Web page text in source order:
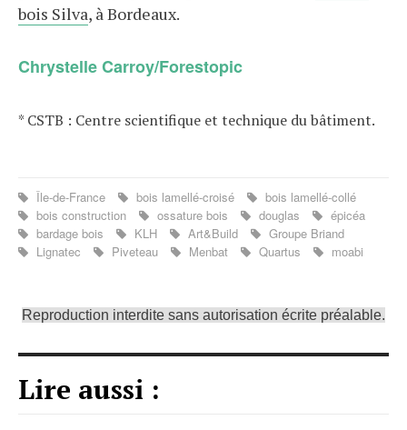
bois Silva, à Bordeaux.
Chrystelle Carroy/Forestopic
* CSTB : Centre scientifique et technique du bâtiment.
Île-de-France bois lamellé-croisé
bois lamellé-collé
bois construction
ossature bois douglas
épicéa
bardage bois
KLH Art&Build
Groupe Briand
Lignatec
Piveteau Menbat Quartus moabi
Reproduction interdite sans autorisation écrite préalable.
Lire aussi :